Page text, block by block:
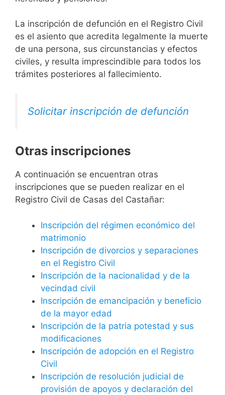
La inscripción de defunción en el Registro Civil
es el asiento que acredita legalmente la muerte
de una persona, sus circunstancias y efectos
civiles, y resulta imprescindible para todos los
trámites posteriores al fallecimiento.
Solicitar inscripción de defunción
Otras inscripciones
A continuación se encuentran otras
inscripciones que se pueden realizar en el
Registro Civil de Casas del Castañar:
Inscripción del régimen económico del
matrimonio
Inscripción de divorcios y separaciones
en el Registro Civil
Inscripción de la nacionalidad y de la
vecindad civil
Inscripción de emancipación y beneficio
de la mayor edad
Inscripción de la patria potestad y sus
modificaciones
Inscripción de adopción en el Registro
Civil
Inscripción de resolución judicial de
provisión de apoyos y declaración del